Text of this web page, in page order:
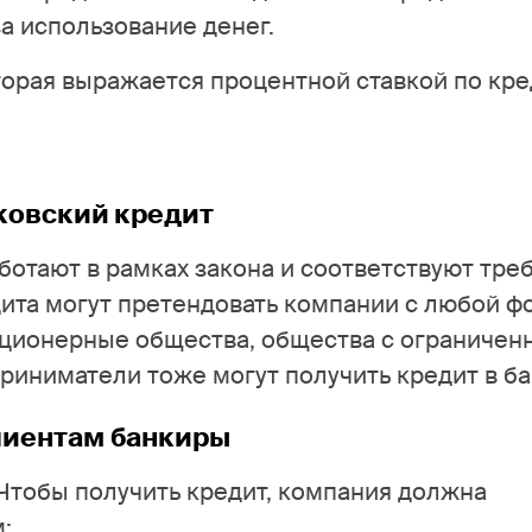
использование денег.
выражается процентной ставкой по
кредит
в рамках закона и соответствуют
могут претендовать компании с любой
общества, общества с
тоже могут получить кредит в
банкиры
получить кредит, компания должна